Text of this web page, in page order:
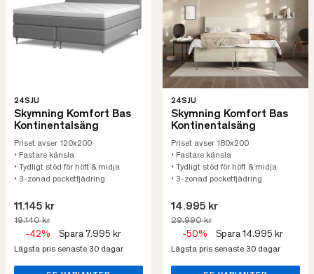
24SJU
Skymning Komfort Bas
Kontinentalsäng
Priset avser 120x200
• Fastare känsla
• Tydligt stöd för höft & midja
• 3-zonad pocketfjädring
11.145 kr
19.140 kr
-42% Spara 7.995 kr
Lägsta pris senaste 30 dagar
24SJU
Skymning Komfort Bas
Kontinentalsäng
Priset avser 180x200
• Fastare känsla
• Tydligt stöd för höft & midja
• 3-zonad pocketfjädring
14.995 kr
29.990 kr
-50% Spara 14.995 kr
Lägsta pris senaste 30 dagar